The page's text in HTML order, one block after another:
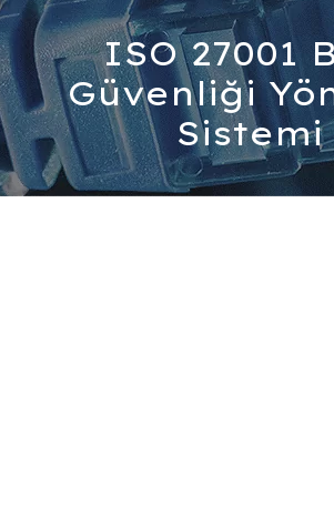
ISO 27001
Güvenliği
Sistemi